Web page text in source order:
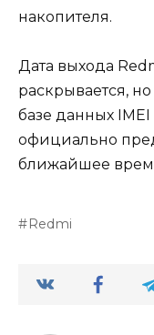
накопителя.
Дата выхода
раскрывается,
базе данных IMEI
официально
ближайшее
Redmi